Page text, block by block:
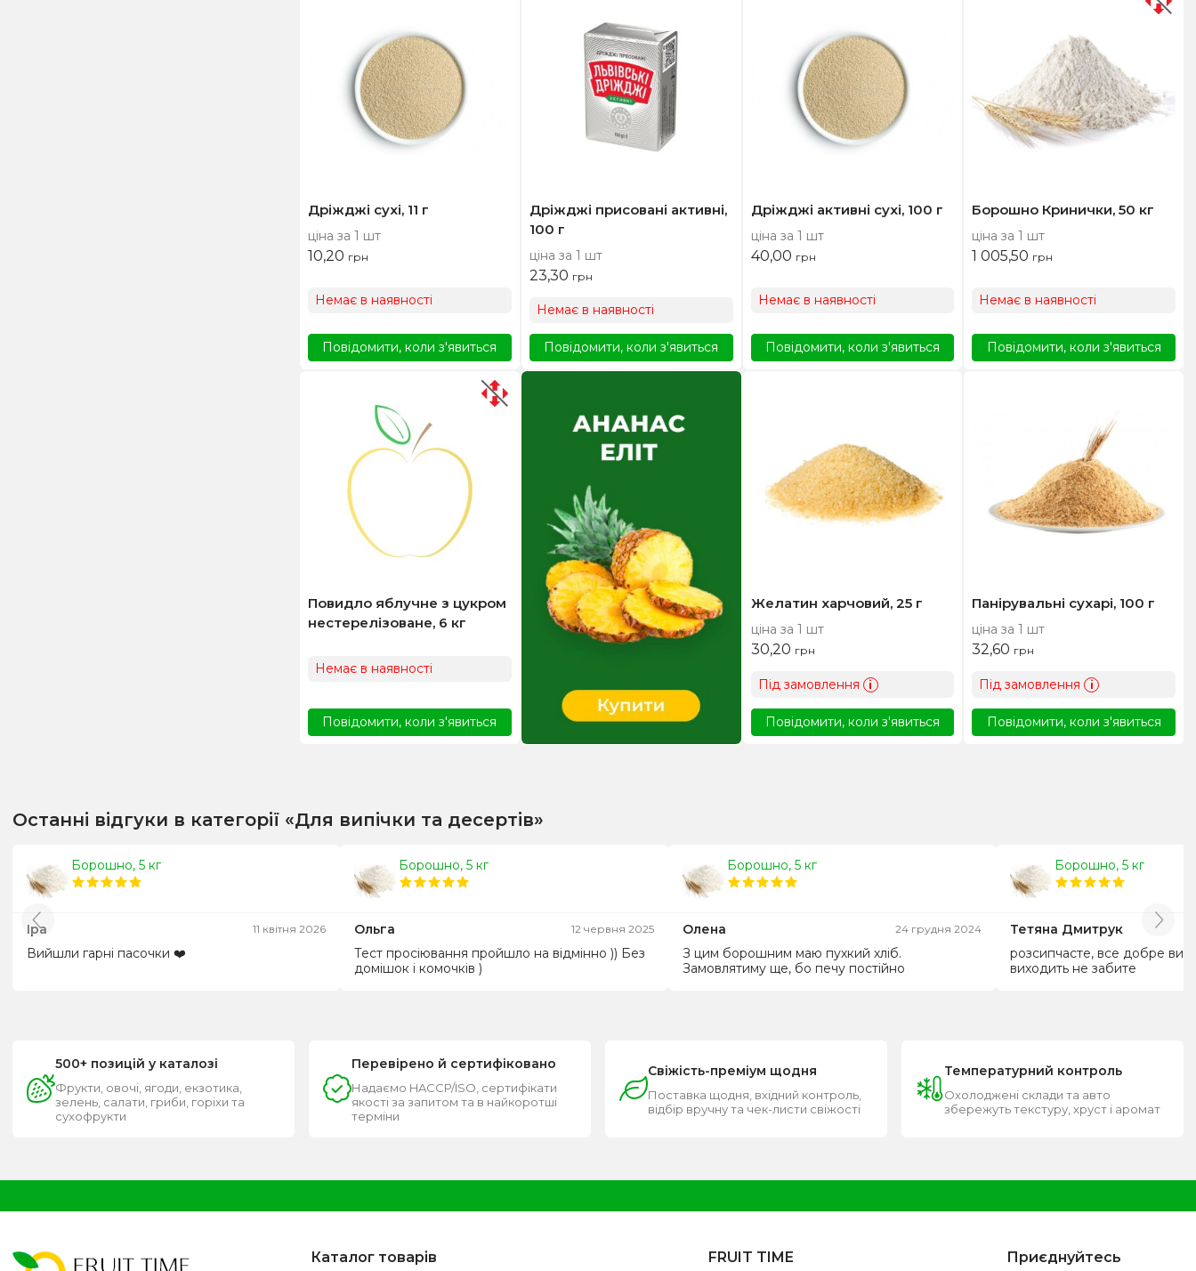
Дріжджі сухі, 11 г
ціна за 1 шт
10,20 грн
Немає в наявності
Повідомити, коли з'явиться
Дріжджі присовані активні,
100 г
ціна за 1 шт
23,30 грн
Немає в наявності
Повідомити, коли з'явиться
Дріжджі активні сухі, 100 г
ціна за 1 шт
40,00 грн
Немає в наявності
Повідомити, коли з'явиться
Борошно Кринички, 50 кг
ціна за 1 шт
1 005,50 грн
Немає в наявності
Повідомити, коли з'явиться
Повидло яблучне з цукром
нестерелізоване, 6 кг
Немає в наявності
Повідомити, коли з'явиться
Желатин харчовий, 25 г
ціна за 1 шт
30,20 грн
Під замовлення i
Повідомити, коли з'явиться
Панірувальні сухарі, 100 г
ціна за 1 шт
32,60 грн
Під замовлення i
Повідомити, коли з'явиться
Останні відгуки в категорії «Для випічки та десертів»
Борошно, 5 кг
Іра 11 квітня 2026
Вийшли гарні пасочки ❤️
Борошно, 5 кг
Ольга 12 червня 2025
Тест просіювання пройшло на відмінно )) Без
домішок і комочків )
Борошно, 5 кг
Олена 24 грудня 2024
З цим борошним маю пухкий хліб.
Замовлятиму ще, бо печу постійно
Борошно, 5 кг
Тетяна Дмитрук
розсипчасте, все добре
виходить не забите
500+ позицій у каталозі
Фрукти, овочі, ягоди, екзотика,
зелень, салати, гриби, горіхи та
сухофрукти
Перевірено й сертифіковано
Надаємо HACCP/ISO, сертифікати
якості за запитом та в найкоротші
терміни
Свіжість-преміум щодня
Поставка щодня, вхідний контроль,
відбір вручну та чек-листи свіжості
Температурний контроль
Охолоджені склади та авто
збережуть текстуру, хруст і аромат
Каталог товарів FRUIT TIME Приєднуйтесь